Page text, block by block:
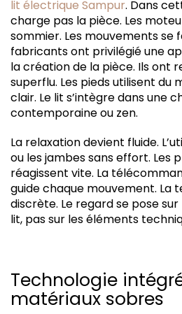
lit électrique Sampur. Dans
charge pas la pièce. Les
sommier. Les mouvements se
fabricants ont privilégié une
la création de la pièce. Ils ont
superflu. Les pieds utilisent du
clair. Le lit s’intègre dans une
contemporaine ou zen.
La relaxation devient fluide.
ou les jambes sans effort. Les
réagissent vite. La
guide chaque mouvement. La
discrète. Le regard se pose
lit, pas sur les éléments
Technologie
matériaux sobres